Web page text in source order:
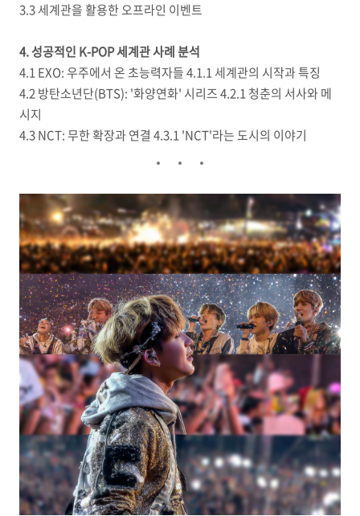
3.3 세계관을 활용한 오프라인 이벤트
4. 성공적인 K-POP 세계관 사례 분석
4.1 EXO: 우주에서 온 초능력자들 4.1.1 세계관의 시작과 특징
4.2 방탄소년단(BTS): '화양연화' 시리즈 4.2.1 청춘의 서사와 메
시지
4.3 NCT: 무한 확장과 연결 4.3.1 'NCT'라는 도시의 이야기